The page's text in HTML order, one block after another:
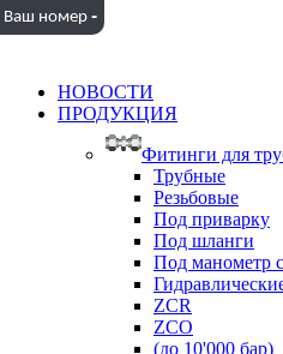
НОВОСТИ
ПРОДУКЦИЯ
Фитинги для
Трубные
Резьбовые
Под приварку
Под шланги
Под манометр
ZCR
ZCO
(до 10'000 бар)
Ваш номер -